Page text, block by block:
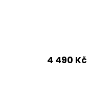
4 490 Kč